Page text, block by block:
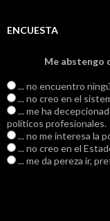
ENCUESTA
Me abstengo
... no encuentro
... no creo en el
... me ha
políticos profesionales.
... no me interesa la
... no creo en el
... me da pereza ir,